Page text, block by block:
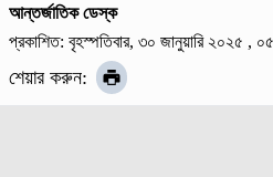
আন্তর্জাতিক ডেস্ক
প্রকাশিত: বৃহস্পতিবার, ৩০ জানুয়ারি ২০২৫ ,
শেয়ার করুন: